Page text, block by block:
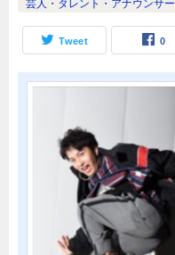
芸人・タレント・アナウンサー
Tweet 0